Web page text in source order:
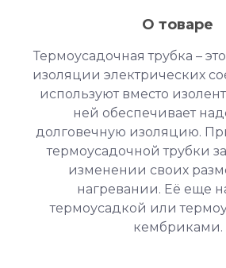
О товаре
Термоусадочная трубка –
изоляции электрических
используют вместо
ней обеспечивает
долговечную изоляцию.
термоусадочной трубки
изменении своих
нагревании. Её еще
термоусадкой или
кембриками.